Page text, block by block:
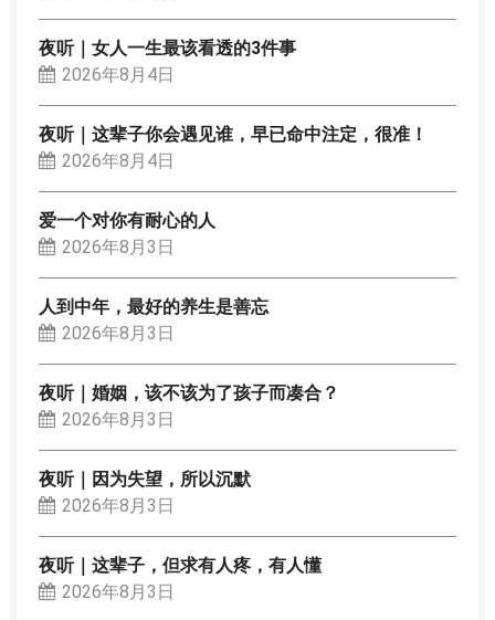
夜听｜女人一生最该看透的3件事
2026年8月4日
夜听｜这辈子你会遇见谁，早已命中注定，很准！
2026年8月4日
爱一个对你有耐心的人
2026年8月3日
人到中年，最好的养生是善忘
2026年8月3日
夜听｜婚姻，该不该为了孩子而凑合？
2026年8月3日
夜听｜因为失望，所以沉默
2026年8月3日
夜听｜这辈子，但求有人疼，有人懂
2026年8月3日